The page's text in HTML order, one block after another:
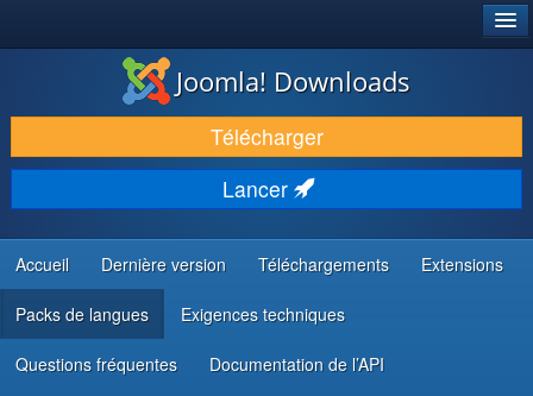
TÉLÉCHARGER & ENRICHIR
DÉCOUVRIR & APPRENDRE
COMMUNAUTÉ & SUPPORT
RESSOURCES DÉVELOPPEURS
Joomla! Downloads
Télécharger
Lancer
Accueil Dernière version Téléchargements Extensions
Packs de langues Exigences techniques
Questions fréquentes Documentation de l’API